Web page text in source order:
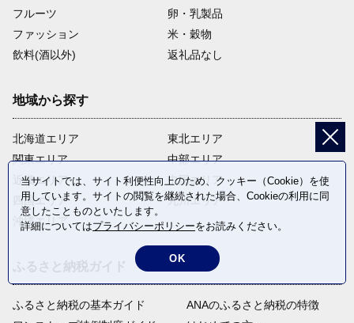
フルーツ
卵・乳製品
ファッション
米・穀物
飲料(酒以外)
返礼品なし
地域から探す
北海道エリア
関東エリア
近畿エリア
四国エリア
沖縄エリア
東北エリア
中部エリア
中国エリア
九州エリア
ふるさと納税の基本ガイド
ANAのふるさと納税の特徴
当サイトでは、サイト利便性向上のため、クッキー（Cookie）を使
用しています。サイトの閲覧を継続された場合、Cookieの利用に同
意したことものといたします。
詳細についてはプライバシーポリシーをお読みください。
OK